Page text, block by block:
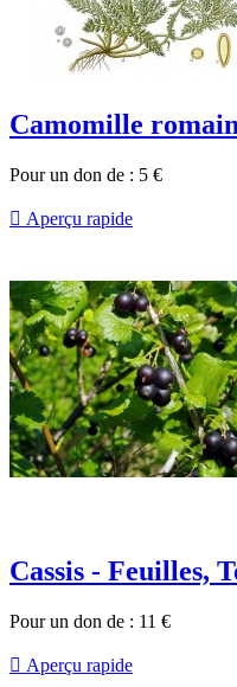
Camomille
Pour un don de : 5 €
 Aperçu rapide
Cassis - Feuilles,
Pour un don de : 11 €
 Aperçu rapide